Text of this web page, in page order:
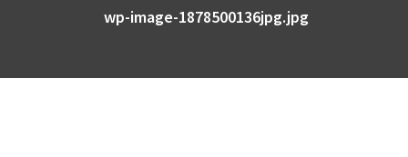
wp-image-1878500136jpg.jpg